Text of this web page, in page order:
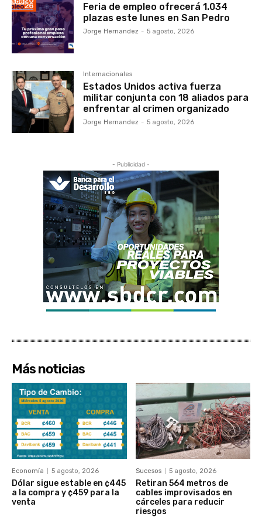
Feria de empleo ofrecerá 1.034
plazas este lunes en San Pedro
Jorge Hernandez - 5 agosto, 2026
Internacionales
Estados Unidos activa fuerza
militar conjunta con 18 aliados para
enfrentar al crimen organizado
Jorge Hernandez - 5 agosto, 2026
- Publicidad -
Más noticias
Economía 5 agosto, 2026
Dólar sigue estable en ¢445
a la compra y ¢459 para la
venta
Sucesos 5 agosto, 2026
Retiran 564 metros de
cables improvisados en
cárceles para reducir
riesgos